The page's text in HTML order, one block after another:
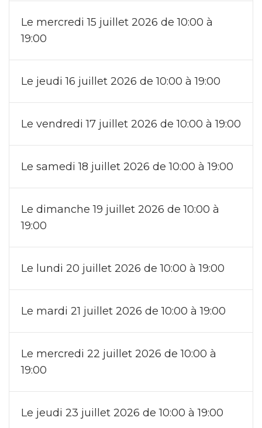
Le mercredi 15 juillet 2026 de 10:00 à
19:00
Le jeudi 16 juillet 2026 de 10:00 à 19:00
Le vendredi 17 juillet 2026 de 10:00 à 19:00
Le samedi 18 juillet 2026 de 10:00 à 19:00
Le dimanche 19 juillet 2026 de 10:00 à
19:00
Le lundi 20 juillet 2026 de 10:00 à 19:00
Le mardi 21 juillet 2026 de 10:00 à 19:00
Le mercredi 22 juillet 2026 de 10:00 à
19:00
Le jeudi 23 juillet 2026 de 10:00 à 19:00